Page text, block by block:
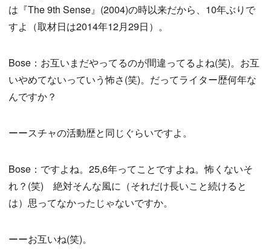
は『The 9th Sense』(2004)の時以来だから、10年ぶりで
すよ（取材日は2014年12月29日）。
Bose：お互いまだやってるのが間違ってるよね(笑)。お互
いやめてないっていう怖さ(笑)。だってライター歴何年な
んですか？
ーースチャの活動歴と同じぐらいですよ。
Bose：ですよね。25,6年ってことですよね。怖くないそ
れ？(笑) 絶対そんな風に（それだけ長いこと続けると
は）思ってなかったじゃないですか。
ーーお互いね(笑)。